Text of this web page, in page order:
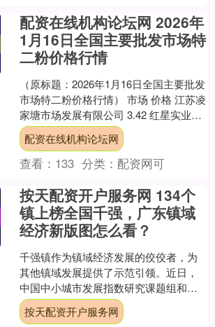
配资在线机构论坛网 2026年
1月16日全国主要批发市场特
二粉价格行情
（原标题：2026年1月16日全国主要批发
市场特二粉价格行情） 市场 价格 江苏凌
家塘市场发展有限公司 3.42 红星实业集
团有限公司红星农副产品大市场 4.0....
配资在线机构论坛网
查看： 133 分类： 配资网可
按天配资开户服务网 134个
镇上榜全国千强，广东镇域
经济新版图怎么看？
千强镇作为镇域经济发展的佼佼者，为
其他镇域发展提供了示范引领。近日，
中国中小城市发展指数研究课题组和国
信中小城市指数研究院发布2025年全国
千强镇发展报告（下称....
按天配资开户服务网